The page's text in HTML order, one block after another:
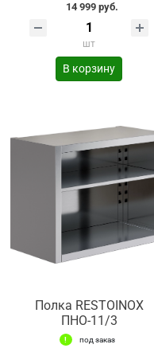
14 999 руб.
шт
В корзину
Полка RESTOINOX
ПНО-11/3
под заказ